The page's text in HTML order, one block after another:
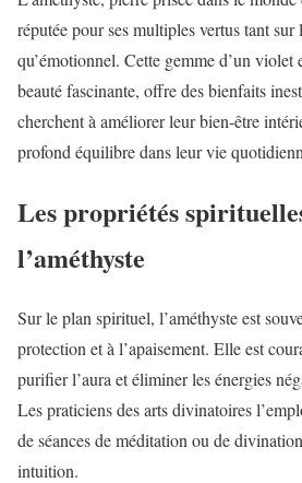
réputée pour ses multiples vertus tant
qu’émotionnel. Cette gemme d’un violet
beauté fascinante, offre des bienfaits
cherchent à améliorer leur bien-être
profond équilibre dans leur vie
Les propriétés
l’améthyste
Sur le plan spirituel, l’améthyste est
protection et à l’apaisement. Elle est
purifier l’aura et éliminer les énergies
Les praticiens des arts divinatoires
de séances de méditation ou de
intuition.